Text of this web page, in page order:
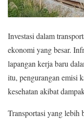
Investasi dalam
ekonomi yang besar.
lapangan kerja baru
itu, pengurangan emisi
kesehatan akibat
Transportasi yang lebih